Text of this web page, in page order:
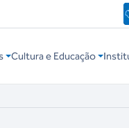
Cultura e Educação